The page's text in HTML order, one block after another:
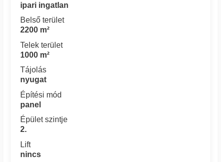
ipari ingatlan
Belső terület
2200 m²
Telek terület
1000 m²
Tájolás
nyugat
Építési mód
panel
Épület szintje
2.
Lift
nincs